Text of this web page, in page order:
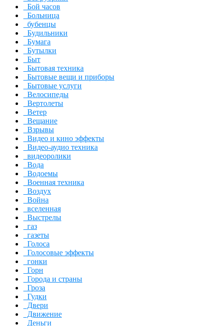
Бой часов
Больница
бубенцы
Будильники
Бумага
Бутылки
Быт
Бытовая техника
Бытовые вещи и приборы
Бытовые услуги
Велосипеды
Вертолеты
Ветер
Вещание
Взрывы
Видео и кино эффекты
Видео-аудио техника
видеоролики
Вода
Водоемы
Военная техника
Воздух
Война
вселенная
Выстрелы
газ
газеты
Голоса
Голосовые эффекты
гонки
Горн
Города и страны
Гроза
Гудки
Двери
Движение
Деньги